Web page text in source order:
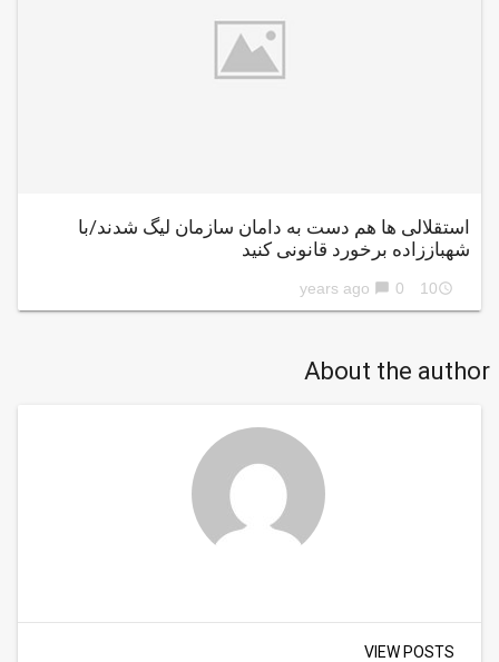
استقلالی ها هم دست به دامان سازمان لیگ شدند/با
شهباززاده برخورد قانونی کنید
access_time
10 years ago
chat_bubble 0
About the author
VIEW POSTS